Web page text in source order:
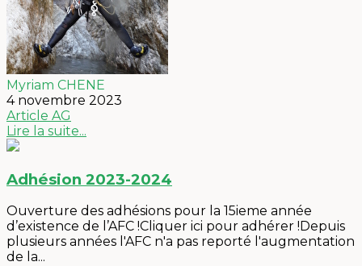
Myriam CHENE
4 novembre 2023
Article AG
Lire la suite...
Adhésion 2023-2024
Ouverture des adhésions pour la 15ieme année
d’existence de l’AFC !Cliquer ici pour adhérer !Depuis
plusieurs années l'AFC n'a pas reporté l'augmentation
de la...